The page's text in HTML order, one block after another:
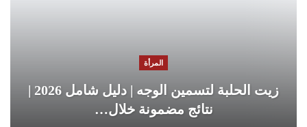
المرأة
زيت الحلبة لتسمين الوجه | دليل شامل 2026 |
نتائج مضمونة خلال…